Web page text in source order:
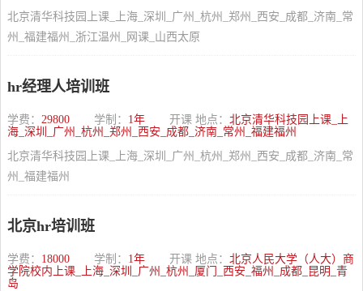
北京清华科技园上课_上海_深圳_广州_杭州_郑州_西安_成都_济南_常
州_福建福州_浙江温州_网课_山西太原
hr经理人培训班
学费： 29800 学制： 1年 开课 地点： 北京清华科技园上课_上
海_深圳_广州_杭州_郑州_西安_成都_济南_常州_福建福州
北京清华科技园上课_上海_深圳_广州_杭州_郑州_西安_成都_济南_常
州_福建福州
北京hr培训班
学费： 18000 学制： 1年 开课 地点： 北京人民大学（人大）商
学院校内上课_上海_深圳_广州_杭州_厦门_西安_福州_成都_昆明_青
岛